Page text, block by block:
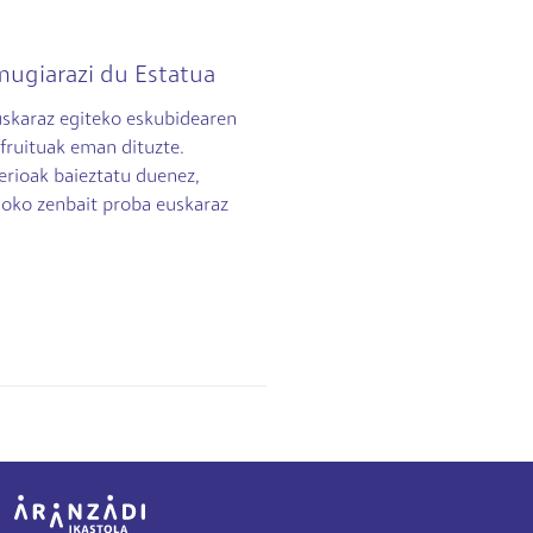
du Estatua
egiteko eskubidearen
eman dituzte.
baieztatu duenez,
zenbait proba euskaraz
Irudia